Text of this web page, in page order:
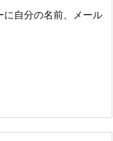
に自分の名前、メール